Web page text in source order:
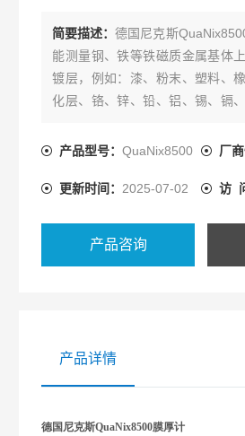
简要描述：德国尼克斯
能测量钢、铁等铁磁质金属基体
镀层，例如：漆、粉末、塑料、
化层、铬、锌、铅、铝、锡、镉
其涡流传感器能测量铜、铝、锌
广泛用于制造业、金属加工业、
产品型号：QuaNix8500 厂商
更新时间： 2025-07-02 访
产品咨询
产品详情
德国尼克斯QuaNix8500膜厚计